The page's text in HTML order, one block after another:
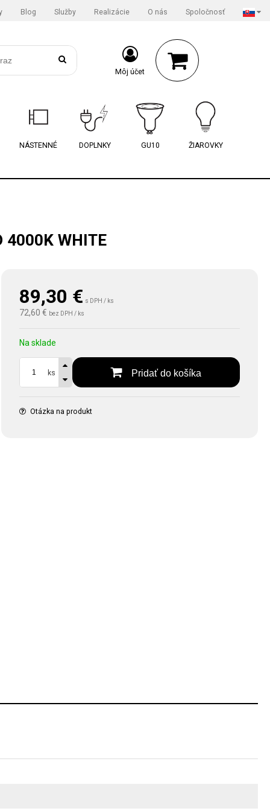
Blog Služby Realizácie O nás Spoločnosť
Môj účet
NÁSTENNÉ DOPLNKY GU10 ŽIAROVKY
4000K WHITE
89,30 € s DPH / ks
72,60 € bez DPH / ks
Na sklade
ks Pridať do košíka
Otázka na produkt